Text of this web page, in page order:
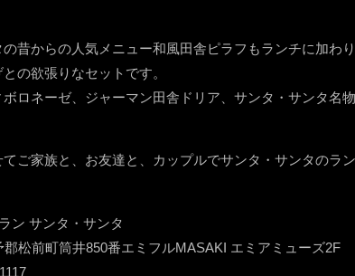
昔からの人気メニュー和風田舎ピラフもランチに加わり
の欲張りなセットです。
ロネーゼ、ジャーマン田舎ドリア、サンタ・サンタ名
ご家族と、お友達と、カップルでサンタ・サンタのラ
ン サンタ・サンタ
松前町筒井850番エミフルMASAKI エミアミューズ2F